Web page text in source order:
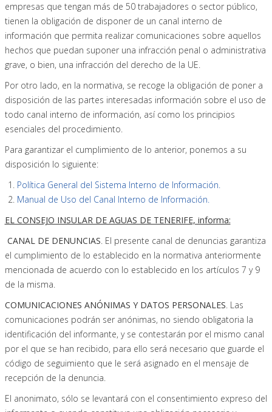
empresas que tengan más de 50 trabajadores o sector público,
tienen la obligación de disponer de un canal interno de
información que permita realizar comunicaciones sobre aquellos
hechos que puedan suponer una infracción penal o administrativa
grave, o bien, una infracción del derecho de la UE.
Por otro lado, en la normativa, se recoge la obligación de poner a
disposición de las partes interesadas información sobre el uso de
todo canal interno de información, así como los principios
esenciales del procedimiento.
Para garantizar el cumplimiento de lo anterior, ponemos a su
disposición lo siguiente:
Política General del Sistema Interno de Información.
Manual de Uso del Canal Interno de Información.
EL CONSEJO INSULAR DE AGUAS DE TENERIFE, informa:
CANAL DE DENUNCIAS. El presente canal de denuncias garantiza
el cumplimiento de lo establecido en la normativa anteriormente
mencionada de acuerdo con lo establecido en los artículos 7 y 9
de la misma.
COMUNICACIONES ANÓNIMAS Y DATOS PERSONALES. Las
comunicaciones podrán ser anónimas, no siendo obligatoria la
identificación del informante, y se contestarán por el mismo canal
por el que se han recibido, para ello será necesario que guarde el
código de seguimiento que le será asignado en el mensaje de
recepción de la denuncia.
El anonimato, sólo se levantará con el consentimiento expreso del